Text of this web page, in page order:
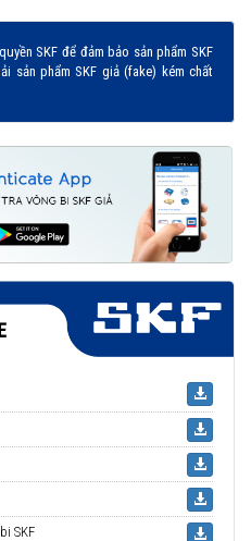
phân phối chính hãng
Authorized Distributor
0961 633 389
0763 356
SKF để đảm bảo sản phẩm SKF
sản phẩm SKF giả (fake) kém chất
SKF